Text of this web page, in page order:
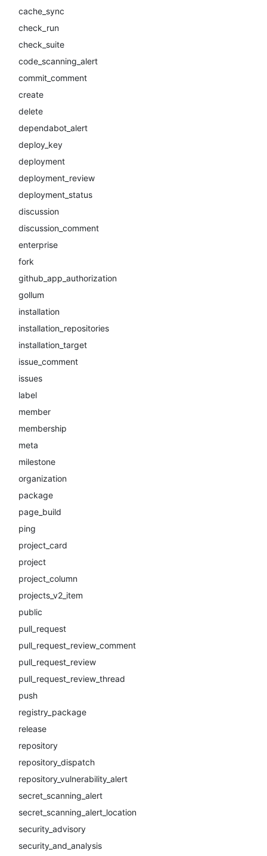
cache_sync
check_run
check_suite
code_scanning_alert
commit_comment
create
delete
dependabot_alert
deploy_key
deployment
deployment_review
deployment_status
discussion
discussion_comment
enterprise
fork
github_app_authorization
gollum
installation
installation_repositories
installation_target
issue_comment
issues
label
member
membership
meta
milestone
organization
package
page_build
ping
project_card
project
project_column
projects_v2_item
public
pull_request
pull_request_review_comment
pull_request_review
pull_request_review_thread
push
registry_package
release
repository
repository_dispatch
repository_vulnerability_alert
secret_scanning_alert
secret_scanning_alert_location
security_advisory
security_and_analysis